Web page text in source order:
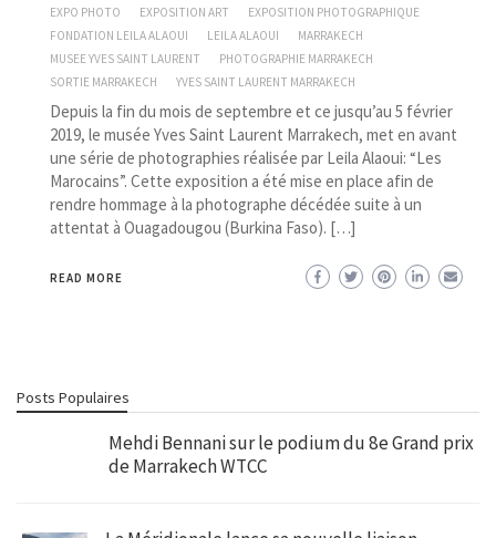
EXPO PHOTO
EXPOSITION ART
EXPOSITION PHOTOGRAPHIQUE
FONDATION LEILA ALAOUI
LEILA ALAOUI
MARRAKECH
MUSEE YVES SAINT LAURENT
PHOTOGRAPHIE MARRAKECH
SORTIE MARRAKECH
YVES SAINT LAURENT MARRAKECH
Depuis la fin du mois de septembre et ce jusqu’au 5 février
2019, le musée Yves Saint Laurent Marrakech, met en avant
une série de photographies réalisée par Leila Alaoui: “Les
Marocains”. Cette exposition a été mise en place afin de
rendre hommage à la photographe décédée suite à un
attentat à Ouagadougou (Burkina Faso). […]
READ MORE
Posts Populaires
Mehdi Bennani sur le podium du 8e Grand prix
de Marrakech WTCC